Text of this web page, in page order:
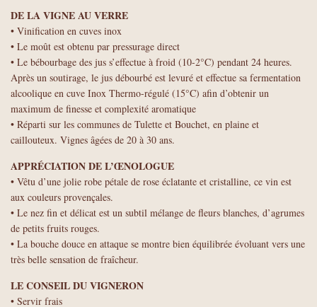
DE LA VIGNE AU VERRE
• Vinification en cuves inox
• Le moût est obtenu par pressurage direct
• Le bébourbage des jus s’effectue à froid (10-2°C) pendant 24 heures.
Après un soutirage, le jus débourbé est levuré et effectue sa fermentation
alcoolique en cuve Inox Thermo-régulé (15°C) afin d’obtenir un
maximum de finesse et complexité aromatique
• Réparti sur les communes de Tulette et Bouchet, en plaine et
caillouteux. Vignes âgées de 20 à 30 ans.
APPRÉCIATION DE L’ŒNOLOGUE
• Vêtu d’une jolie robe pétale de rose éclatante et cristalline, ce vin est
aux couleurs provençales.
• Le nez fin et délicat est un subtil mélange de fleurs blanches, d’agrumes
de petits fruits rouges.
• La bouche douce en attaque se montre bien équilibrée évoluant vers une
très belle sensation de fraîcheur.
LE CONSEIL DU VIGNERON
• Servir frais